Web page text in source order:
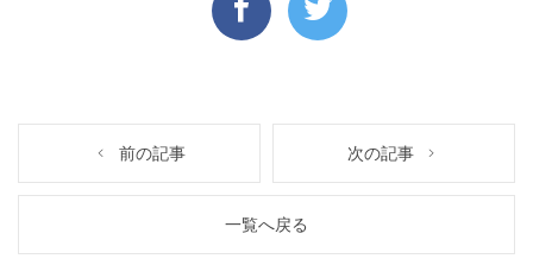
前の記事 次の記事
一覧へ戻る